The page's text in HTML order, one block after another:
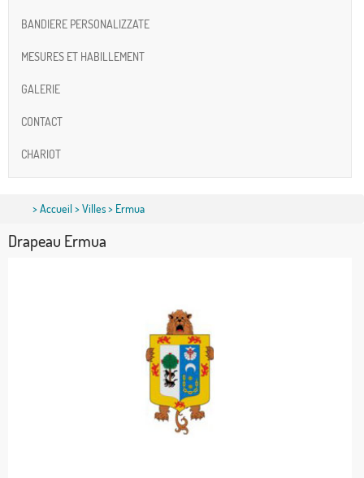
BANDIERE PERSONALIZZATE
MESURES ET HABILLEMENT
GALERIE
CONTACT
CHARIOT
>Accueil>Villes> Ermua
Drapeau Ermua